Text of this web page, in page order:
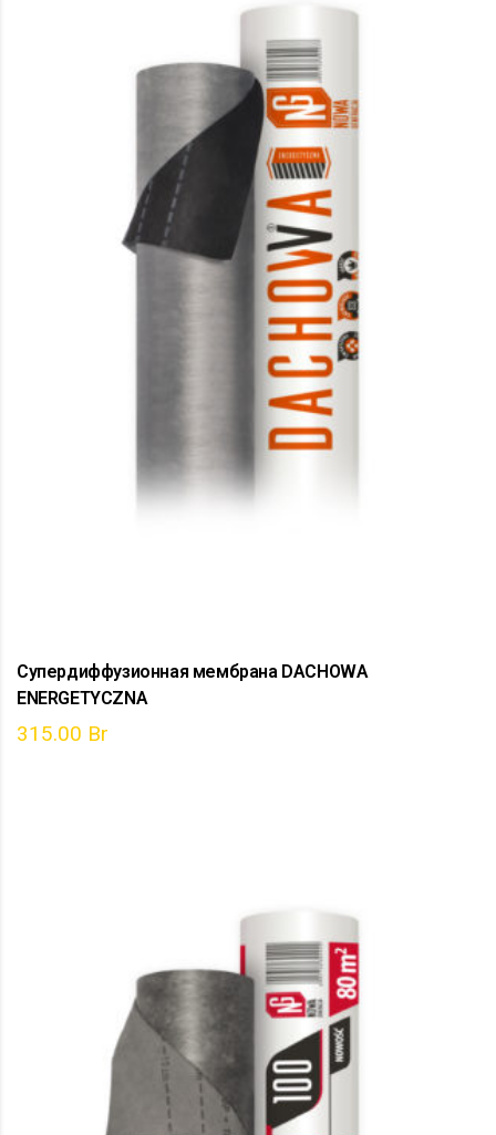
Супердиффузионная мембрана DACHOWA
ENERGETYCZNA
315.00 Br